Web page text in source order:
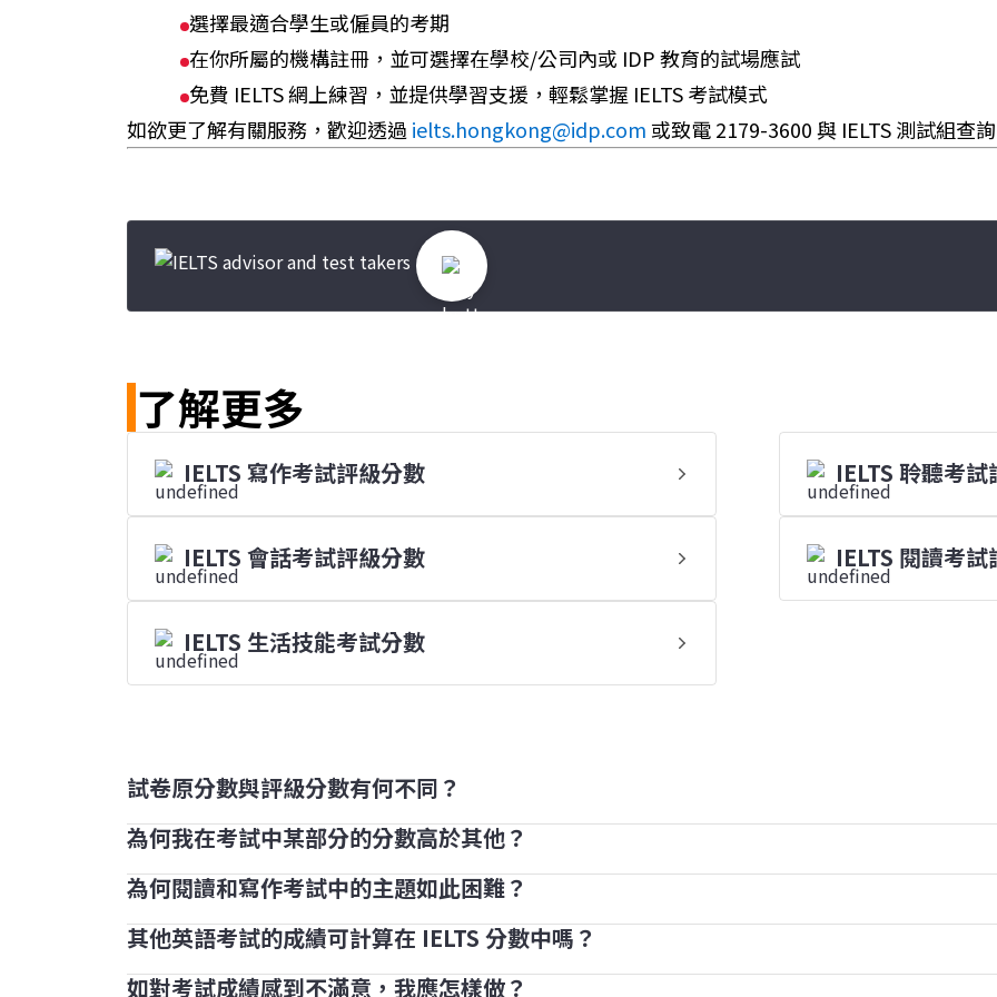
選擇最適合學生或僱員的考期
在你所屬的機構註冊，並可選擇在學校/公司內或 IDP 教育的試場應試
免費 IELTS 網上練習，並提供學習支援，輕鬆掌握 IELTS 考試模式
如欲更了解有關服務，歡迎透過 ielts.hongkong@idp.com 或致電 2179-3600 與 IELTS 測試組查詢
了解更多
IELTS 寫作考試評級分數 IELTS 聆聽考
IELTS 會話考試評級分數 IELTS 閱讀考
IELTS 生活技能考試分數
試卷原分數與評級分數有何不同？
IELTS 考試的聆聽和閱讀部分滿分為 40 分，而其分數將轉換成 1 至 9 級的評級分數。
聆聽和閱讀考試各包含 40 條問題，每道正確答案得 1 分（因此考生最高可獲得 40 分）。根據原
為何我在考試中某部分的分數高於其他？
考生在不同部分獲得不同評級分數是十分常見的情況，每個部分的相差兩個評級分數亦屬正常。
擅長的會是聆聽與會話。
為何閱讀和寫作考試中的主題如此困難？
每個 IELTS 考試都經過仔細的製作及測試過程，以確保所有試卷版本的難度相同。我們希望每一
英語能力，因此我們提供多種免費和付費工具，以幫助考生練習和備試。你可以透過我們的備試工
其他英語考試的成績可計算在 IELTS 分數中嗎？
如對考試成績感到不滿意，我應怎樣做？